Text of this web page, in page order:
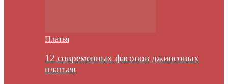
Платья
12 современных фасонов джинсовых
платьев